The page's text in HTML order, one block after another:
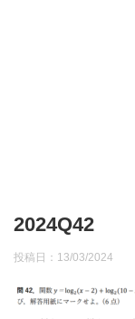
2024Q42
投稿日： 13/03/2024